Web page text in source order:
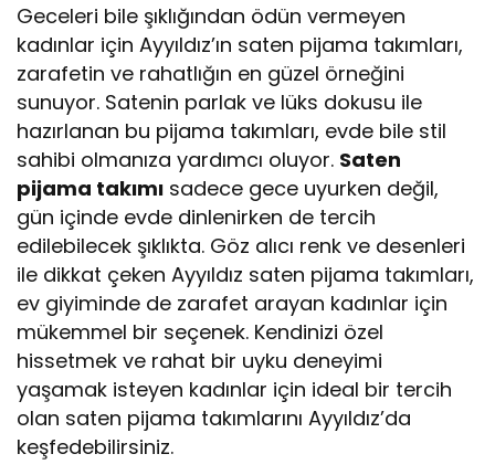
Geceleri bile şıklığından ödün vermeyen
kadınlar için Ayyıldız’ın saten pijama takımları,
zarafetin ve rahatlığın en güzel örneğini
sunuyor. Satenin parlak ve lüks dokusu ile
hazırlanan bu pijama takımları, evde bile stil
sahibi olmanıza yardımcı oluyor. Saten
pijama takımı sadece gece uyurken değil,
gün içinde evde dinlenirken de tercih
edilebilecek şıklıkta. Göz alıcı renk ve desenleri
ile dikkat çeken Ayyıldız saten pijama takımları,
ev giyiminde de zarafet arayan kadınlar için
mükemmel bir seçenek. Kendinizi özel
hissetmek ve rahat bir uyku deneyimi
yaşamak isteyen kadınlar için ideal bir tercih
olan saten pijama takımlarını Ayyıldız’da
keşfedebilirsiniz.